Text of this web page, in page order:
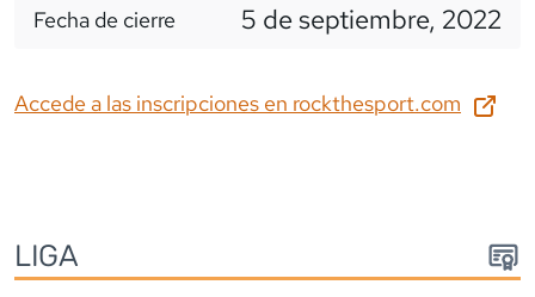
Fecha de cierre 5 de septiembre, 2022
Accede a las inscripciones en rockthesport.com
LIGA